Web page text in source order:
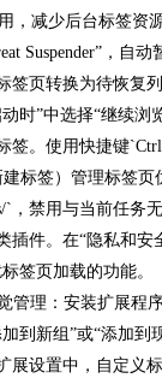
用，减少后台标签资
Suspender”，自
签页转换为待恢复
时”中选择“继续浏
签。使用快捷键
标签）管理标签页
`，禁用与当前任务
插件。在“隐私和安
签页加载的功能。
管理：安装扩展程
到新组”或“添加到
展设置中，自定义